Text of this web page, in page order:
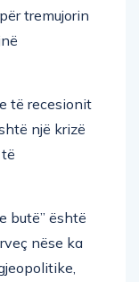
tremujorin
të recesionit
një krizë
butë” është
nëse ka